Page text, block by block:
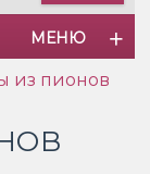
МЕНЮ
из пионов